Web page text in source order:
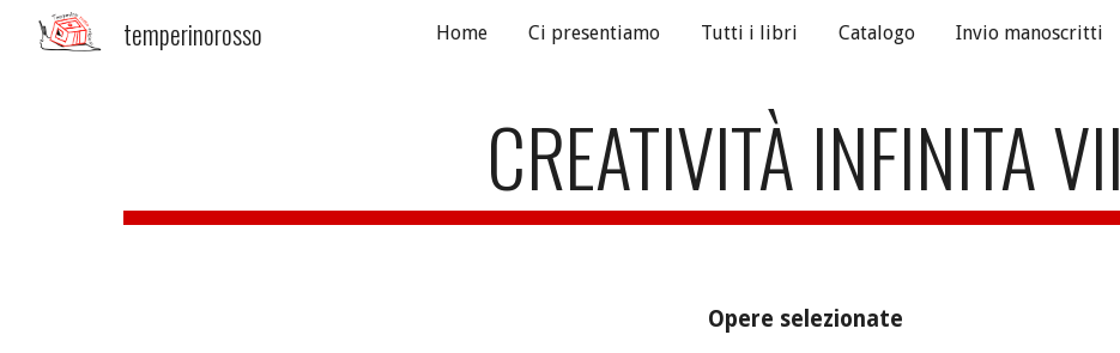
Skip to main content Skip to navigation
temperinorosso Home Ci presentiamo Tutti i libri Catalogo Invio manoscritti
CREATIVITÀ INFINITA VII
Opere selezionate